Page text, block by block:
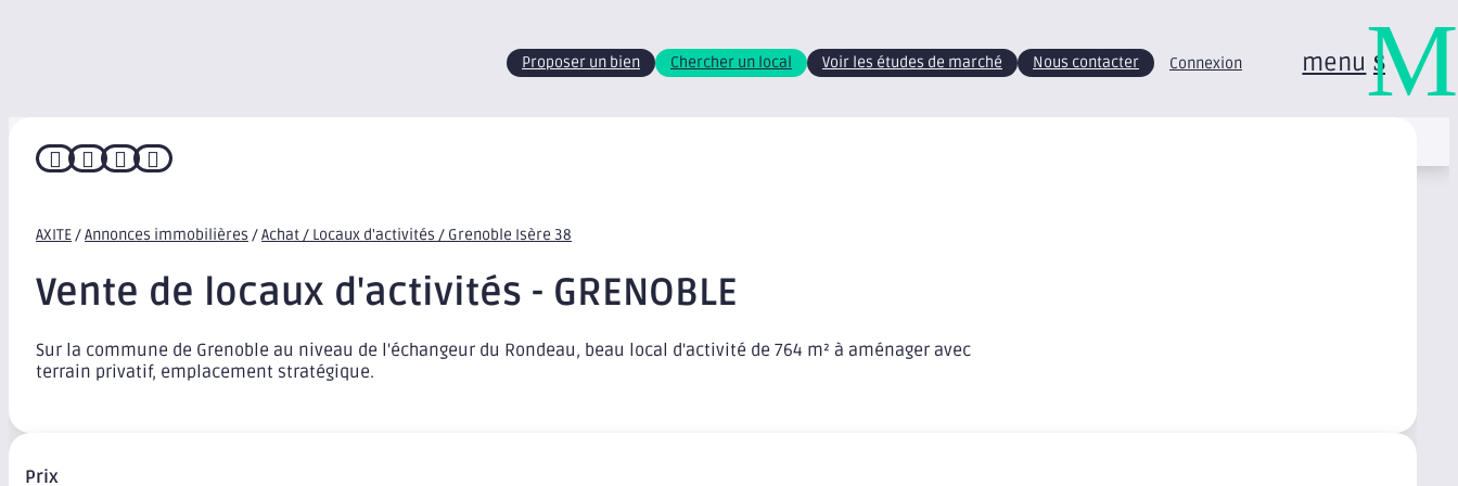
Proposer un bien Chercher un local Voir les études de marché Nous contacter Connexion menu
   
AXITE/Annonces immobilières /Achat / Locaux d'activités / Grenoble Isère 38
Vente de locaux d'activités - GRENOBLE
Sur la commune de Grenoble au niveau de l'échangeur du Rondeau, beau local d'activité de 764 m² à aménager avec
terrain privatif, emplacement stratégique.
Prix
M